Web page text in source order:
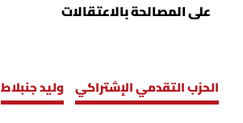
على المصالحة بالاعتقالات
الحزب التقدمي الإشتراكي وليد جنبلاط